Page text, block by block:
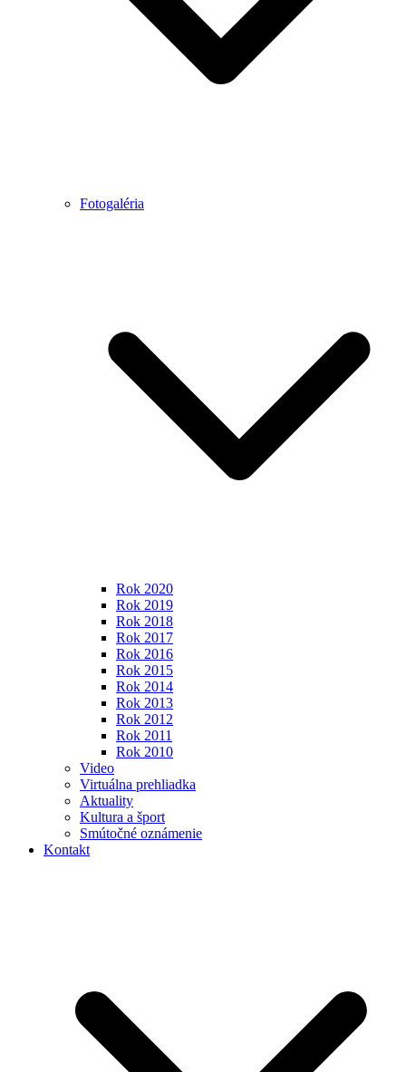
Fotogaléria
Rok 2020
Rok 2019
Rok 2018
Rok 2017
Rok 2016
Rok 2015
Rok 2014
Rok 2013
Rok 2012
Rok 2011
Rok 2010
Video
Virtuálna prehliadka
Aktuality
Kultura a šport
Smútočné oznámenie
Kontakt